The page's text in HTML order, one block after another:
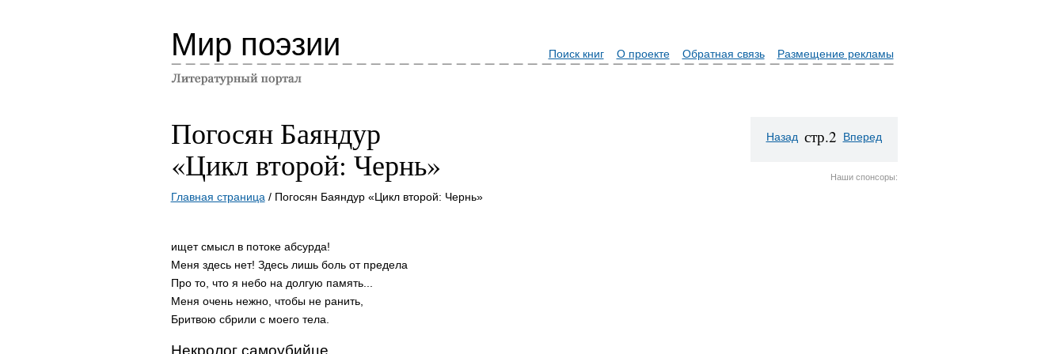
Мир поэзии Поиск книг О проекте Обратная связь Размещение рекламы
Погосян Баяндур
«Цикл второй: Чернь»
Главная страница / Погосян Баяндур «Цикл второй: Чернь»
ищет смысл в потоке абсурда!
Меня здесь нет! Здесь лишь боль от предела
Про то, что я небо на долгую память...
Меня очень нежно, чтобы не ранить,
Бритвою сбрили с моего тела.
Некролог самоубийце
Назад стр.2 Вперед
Наши спонсоры: